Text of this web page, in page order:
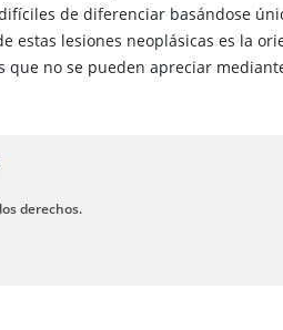
de diferenciar basándose
estas lesiones neoplásicas es la
que no se pueden apreciar
derechos.